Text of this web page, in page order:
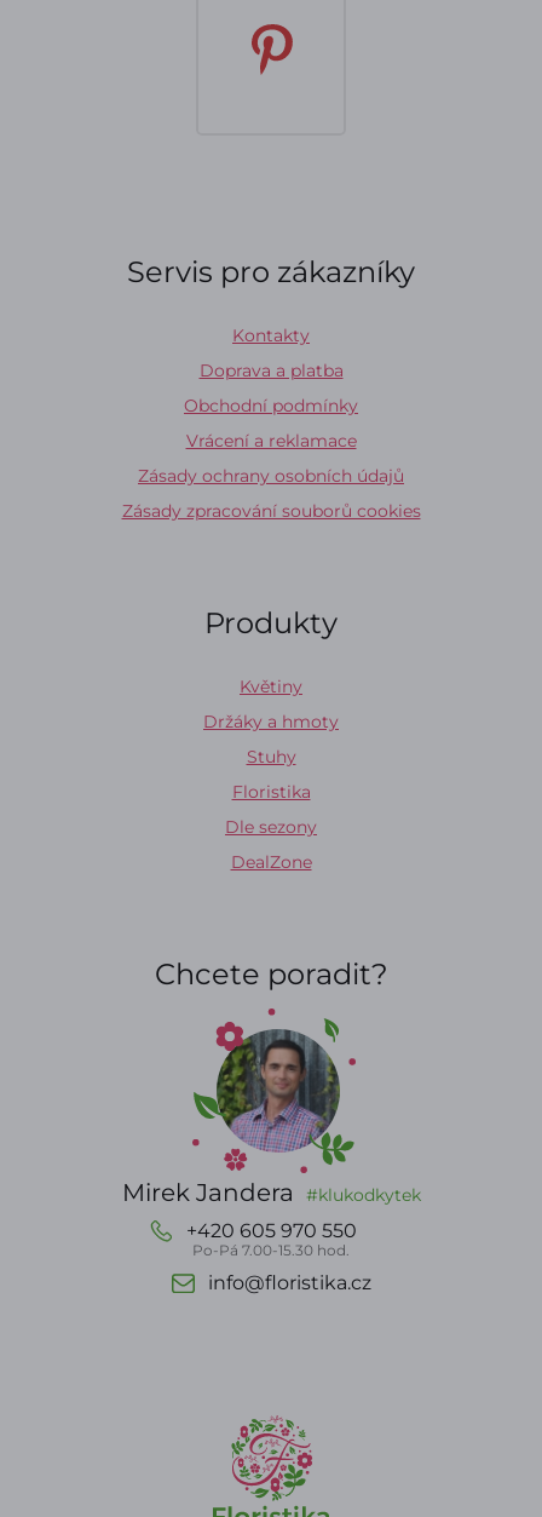
Servis pro zákazníky
Kontakty
Doprava a platba
Obchodní podmínky
Vrácení a reklamace
Zásady ochrany osobních údajů
Zásady zpracování souborů cookies
Produkty
Květiny
Držáky a hmoty
Stuhy
Floristika
Dle sezony
DealZone
Chcete poradit?
Mirek Jandera #klukodkytek
+420 605 970 550
Po-Pá 7.00-15.30 hod.
info@floristika.cz